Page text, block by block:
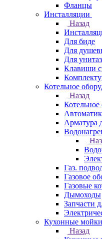
Фланцы
Инсталляции
Назад
Для биде
Для
Для
Клавиши
Котельное
Назад
Котельное
Арматура
Газ.
Газовое
Газовые
Дымоходы
Запчасти
Кухонные мойки
Назад